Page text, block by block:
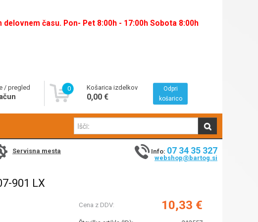
času. Pon- Pet 8:00h - 17:00h Sobota 8:00h
/ pregled 0 Košarica izdelkov
0,00 €
Odpri
košarico
Servisna mesta Info: 07 34 35 327
webshop@bartog.si
901 LX
Cena z DDV: 10,33 €